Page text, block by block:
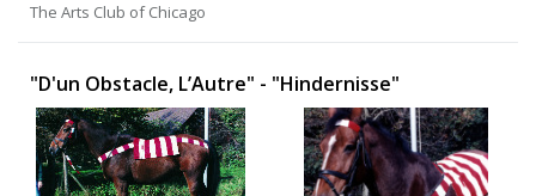
The Arts Club of Chicago
"D'un Obstacle, L’Autre" - "Hindernisse"